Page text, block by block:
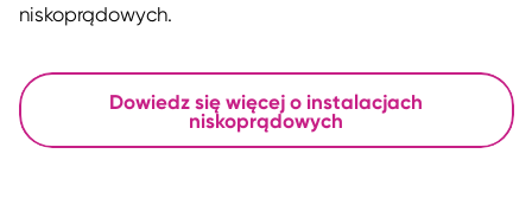
niskoprądowych.
Dowiedz się więcej o instalacjach
niskoprądowych